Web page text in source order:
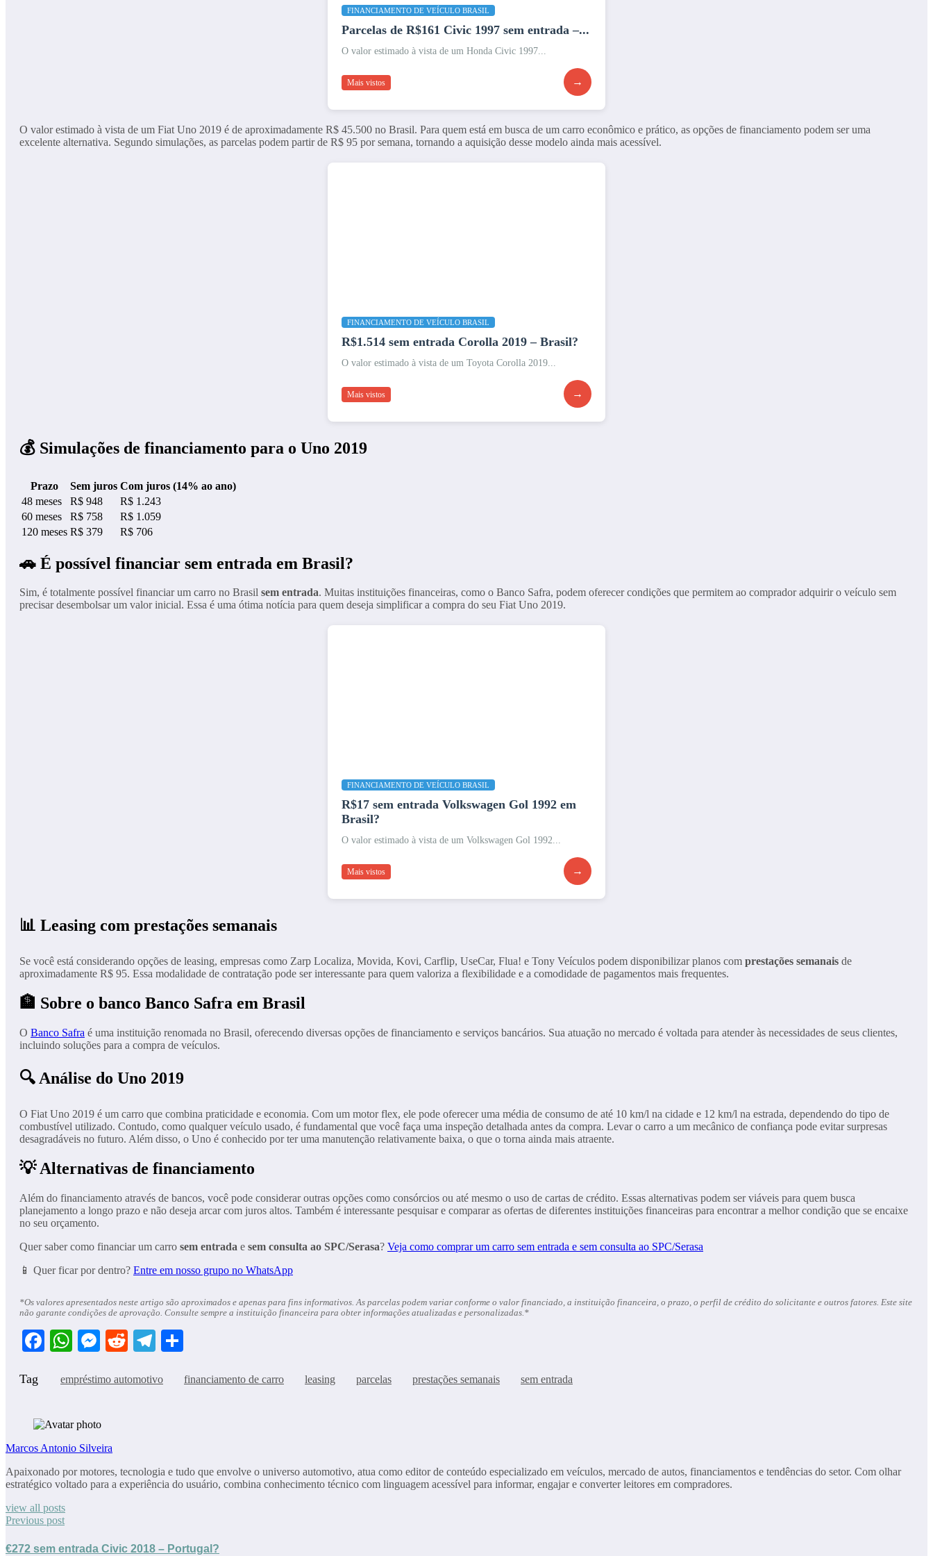
FINANCIAMENTO DE VEÍCULO BRASIL
Parcelas de R$161 Civic 1997 sem entrada –...
O valor estimado à vista de um Honda Civic 1997...
Mais vistos →
O valor estimado à vista de um Fiat Uno 2019 é de aproximadamente R$ 45.500 no Brasil. Para quem está em busca de um carro econômico e prático, as opções de financiamento podem ser uma
excelente alternativa. Segundo simulações, as parcelas podem partir de R$ 95 por semana, tornando a aquisição desse modelo ainda mais acessível.
FINANCIAMENTO DE VEÍCULO BRASIL
R$1.514 sem entrada Corolla 2019 – Brasil?
O valor estimado à vista de um Toyota Corolla 2019...
Mais vistos →
💰 Simulações de financiamento para o Uno 2019
Prazo Sem juros Com juros (14% ao ano)
48 meses
R$ 948
R$ 1.243
60 meses
R$ 758
R$ 1.059
120 meses R$ 379 R$ 706
🚗 É possível financiar sem entrada em Brasil?
Sim, é totalmente possível financiar um carro no Brasil sem entrada. Muitas instituições financeiras, como o Banco Safra, podem oferecer condições que permitem ao comprador adquirir o veículo sem
precisar desembolsar um valor inicial. Essa é uma ótima notícia para quem deseja simplificar a compra do seu Fiat Uno 2019.
FINANCIAMENTO DE VEÍCULO BRASIL
R$17 sem entrada Volkswagen Gol 1992 em
Brasil?
O valor estimado à vista de um Volkswagen Gol 1992...
Mais vistos →
📊 Leasing com prestações semanais
Se você está considerando opções de leasing, empresas como Zarp Localiza, Movida, Kovi, Carflip, UseCar, Flua! e Tony Veículos podem disponibilizar planos com prestações semanais de
aproximadamente R$ 95. Essa modalidade de contratação pode ser interessante para quem valoriza a flexibilidade e a comodidade de pagamentos mais frequentes.
🏦 Sobre o banco Banco Safra em Brasil
O Banco Safra é uma instituição renomada no Brasil, oferecendo diversas opções de financiamento e serviços bancários. Sua atuação no mercado é voltada para atender às necessidades de seus clientes,
incluindo soluções para a compra de veículos.
🔍 Análise do Uno 2019
O Fiat Uno 2019 é um carro que combina praticidade e economia. Com um motor flex, ele pode oferecer uma média de consumo de até 10 km/l na cidade e 12 km/l na estrada, dependendo do tipo de
combustível utilizado. Contudo, como qualquer veículo usado, é fundamental que você faça uma inspeção detalhada antes da compra. Levar o carro a um mecânico de confiança pode evitar surpresas
desagradáveis no futuro. Além disso, o Uno é conhecido por ter uma manutenção relativamente baixa, o que o torna ainda mais atraente.
💡 Alternativas de financiamento
Além do financiamento através de bancos, você pode considerar outras opções como consórcios ou até mesmo o uso de cartas de crédito. Essas alternativas podem ser viáveis para quem busca
planejamento a longo prazo e não deseja arcar com juros altos. Também é interessante pesquisar e comparar as ofertas de diferentes instituições financeiras para encontrar a melhor condição que se encaixe
no seu orçamento.
Quer saber como financiar um carro sem entrada e sem consulta ao SPC/Serasa? Veja como comprar um carro sem entrada e sem consulta ao SPC/Serasa
📱 Quer ficar por dentro? Entre em nosso grupo no WhatsApp
*Os valores apresentados neste artigo são aproximados e apenas para fins informativos. As parcelas podem variar conforme o valor financiado, a instituição financeira, o prazo, o perfil de crédito do solicitante e outros fatores. Este site
não garante condições de aprovação. Consulte sempre a instituição financeira para obter informações atualizadas e personalizadas.*
Facebook
WhatsApp
Messenger
RedditTelegram
Tag empréstimo automotivo financiamento de carro leasing parcelas prestações semanais sem entrada
Marcos Antonio Silveira
Apaixonado por motores, tecnologia e tudo que envolve o universo automotivo, atua como editor de conteúdo especializado em veículos, mercado de autos, financiamentos e tendências do setor. Com olhar
estratégico voltado para a experiência do usuário, combina conhecimento técnico com linguagem acessível para informar, engajar e converter leitores em compradores.
view all posts
Previous post
€272 sem entrada Civic 2018 – Portugal?